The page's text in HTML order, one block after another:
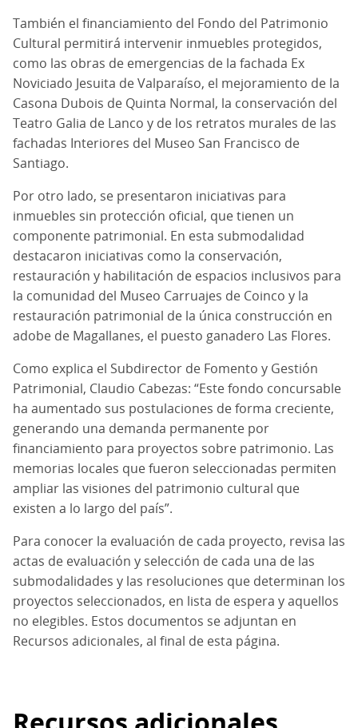
También el financiamiento del Fondo del Patrimonio
Cultural permitirá intervenir inmuebles protegidos,
como las obras de emergencias de la fachada Ex
Noviciado Jesuita de Valparaíso, el mejoramiento de la
Casona Dubois de Quinta Normal, la conservación del
Teatro Galia de Lanco y de los retratos murales de las
fachadas Interiores del Museo San Francisco de
Santiago.
Por otro lado, se presentaron iniciativas para
inmuebles sin protección oficial, que tienen un
componente patrimonial. En esta submodalidad
destacaron iniciativas como la conservación,
restauración y habilitación de espacios inclusivos para
la comunidad del Museo Carruajes de Coinco y la
restauración patrimonial de la única construcción en
adobe de Magallanes, el puesto ganadero Las Flores.
Como explica el Subdirector de Fomento y Gestión
Patrimonial, Claudio Cabezas: “Este fondo concursable
ha aumentado sus postulaciones de forma creciente,
generando una demanda permanente por
financiamiento para proyectos sobre patrimonio. Las
memorias locales que fueron seleccionadas permiten
ampliar las visiones del patrimonio cultural que
existen a lo largo del país”.
Para conocer la evaluación de cada proyecto, revisa las
actas de evaluación y selección de cada una de las
submodalidades y las resoluciones que determinan los
proyectos seleccionados, en lista de espera y aquellos
no elegibles. Estos documentos se adjuntan en
Recursos adicionales, al final de esta página.